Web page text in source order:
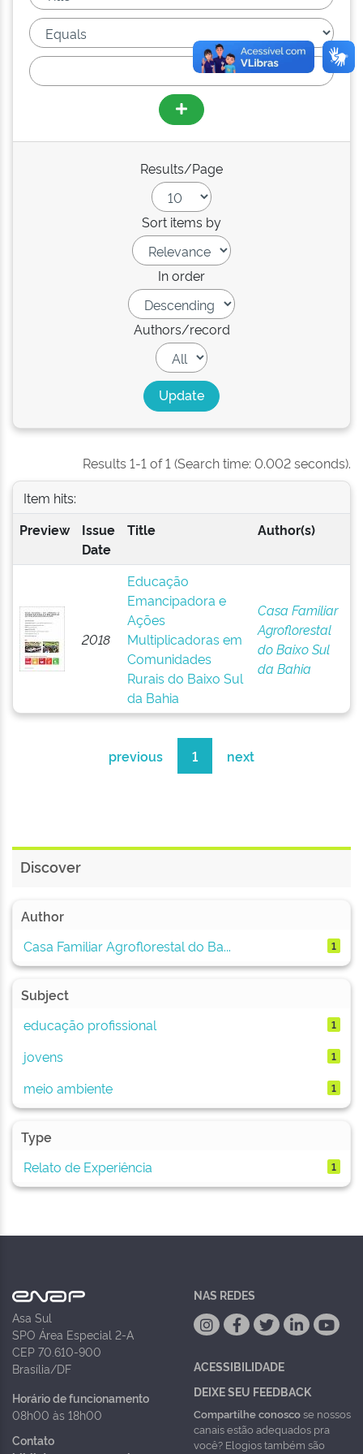
Results/Page
Sort items by
In order
Authors/record
Results 1-1 of 1 (Search time: 0.002 seconds).
Item hits:
Preview
Issue
Date
Title Author(s)
2018
Educação
Emancipadora e
Ações
Multiplicadoras em
Comunidades
Rurais do Baixo Sul
da Bahia
Casa Familiar
Agroflorestal
do Baixo Sul
da Bahia
previous 1 next
Discover
Author
Casa Familiar Agroflorestal do Ba...
1
Subject
educação profissional
1
jovens 1
meio ambiente 1
Type
Relato de Experiência
1
Asa Sul
SPO Área Especial 2-A
CEP 70.610-900
Brasília/DF
Horário de funcionamento
08h00 às 18h00
Contato
NAS REDES
ACESSIBILIDADE
DEIXE SEU FEEDBACK
Compartilhe conoscose nossos
canais estão adequados pra
você? Elogios também são